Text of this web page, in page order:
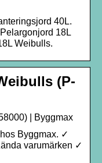
40L.
18L
Weibulls.
(P-
| Byggmax
Byggmax. ✓
varumärken ✓